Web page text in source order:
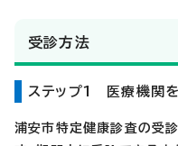
受診方法
ステップ1 医療機関
浦安市特定健康診査の受